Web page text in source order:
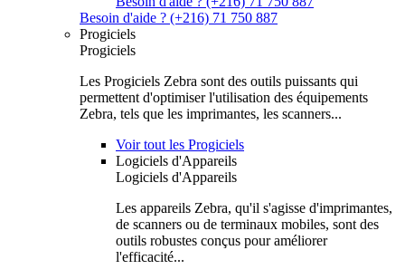
Besoin d'aide ? (+216) 71 750 887
Progiciels
Progiciels
Les Progiciels Zebra sont des outils puissants qui
permettent d'optimiser l'utilisation des équipements
Zebra, tels que les imprimantes, les scanners...
Voir tout les Progiciels
Logiciels d'Appareils
Logiciels d'Appareils
Les appareils Zebra, qu'il s'agisse d'imprimantes,
de scanners ou de terminaux mobiles, sont des
outils robustes conçus pour améliorer
l'efficacité...